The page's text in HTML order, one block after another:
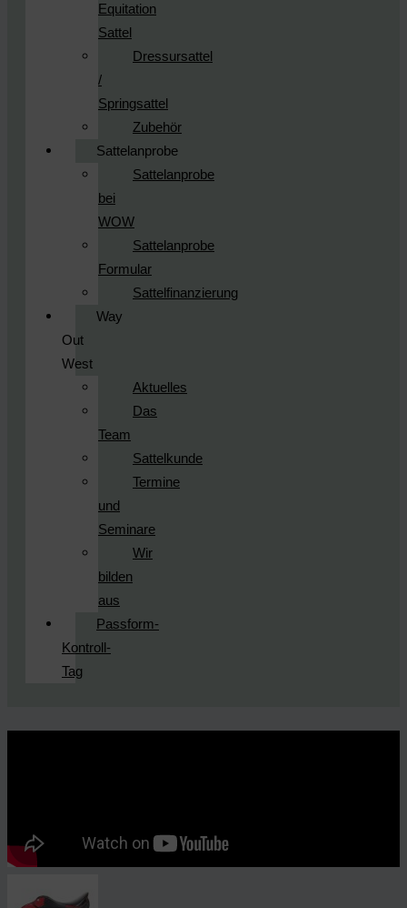
Equitation
Sattel
Dressursattel
/
Springsattel
Zubehör
Sattelanprobe
Sattelanprobe
bei
WOW
Sattelanprobe
Formular
Sattelfinanzierung
Way
Out
West
Aktuelles
Das
Team
Sattelkunde
Termine
und
Seminare
Wir
bilden
aus
Passform-
Kontroll-
Tag